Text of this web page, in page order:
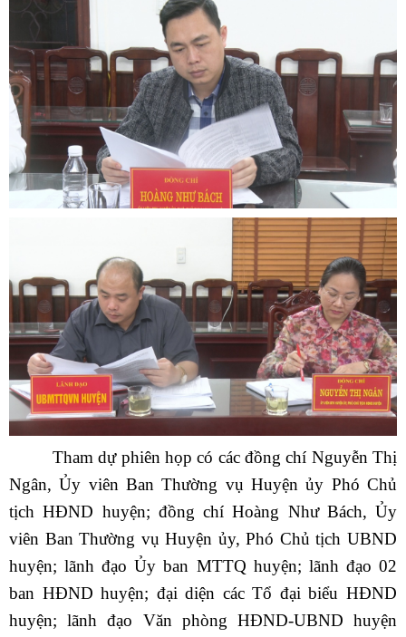
Tham dự phiên họp có các đồng chí Nguyễn Thị
Ngân, Ủy viên Ban Thường vụ Huyện ủy Phó Chủ
tịch HĐND huyện; đồng chí Hoàng Như Bách, Ủy
viên Ban Thường vụ Huyện ủy, Phó Chủ tịch UBND
huyện; lãnh đạo Ủy ban MTTQ huyện; lãnh đạo 02
ban HĐND huyện; đại diện các Tổ đại biểu HĐND
huyện; lãnh đạo Văn phòng HĐND-UBND huyện